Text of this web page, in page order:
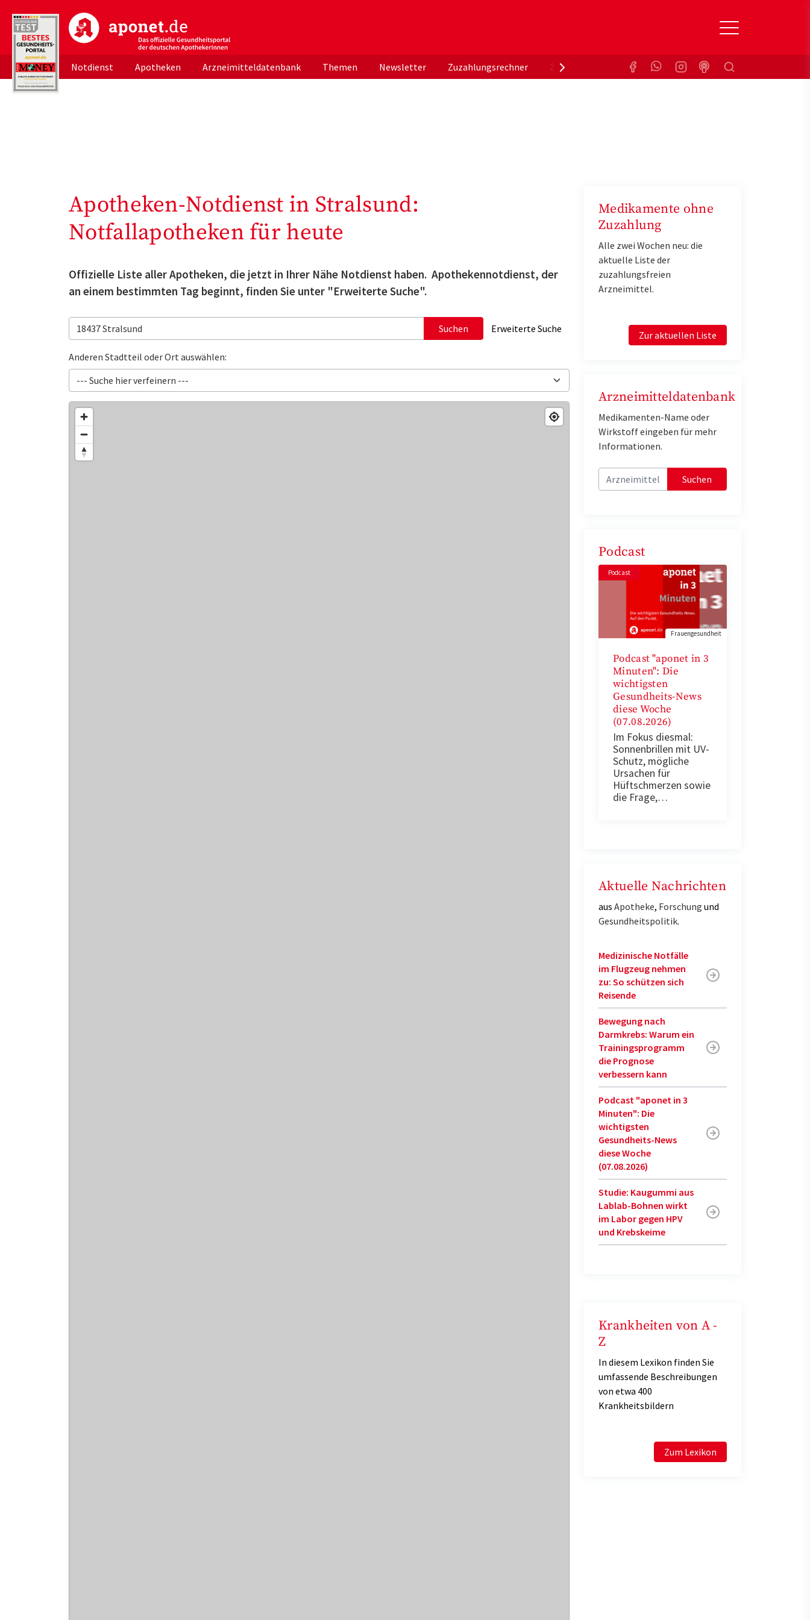
aponet.de - Das offizielle Gesundheitsportal der deutschen ApothekerInnen
Notdienst Apotheken Arzneimitteldatenbank Themen Newsletter Zuzahlungsrechner Zuzahlungsbefreiung KrankenkasseSuchen
Apotheken-Notdienst in Stralsund:
Notfallapotheken für heute
Offizielle Liste aller Apotheken, die jetzt in Ihrer Nähe Notdienst haben. Apothekennotdienst, der
an einem bestimmten Tag beginnt, finden Sie unter "Erweiterte Suche".
Suchen Erweiterte Suche
Anderen Stadtteil oder Ort auswählen:
Medikamente ohne
Zuzahlung
Alle zwei Wochen neu: die
aktuelle Liste der
zuzahlungsfreien
Arzneimittel.
Zur aktuellen Liste
Arzneimitteldatenbank
Medikamenten-Name oder
Wirkstoff eingeben für mehr
Informationen.
Suchen
Podcast
Podcast
Frauengesundheit
Podcast "aponet in 3
Minuten": Die
wichtigsten
Gesundheits-News
diese Woche
(07.08.2026)
Im Fokus diesmal:
Sonnenbrillen mit UV-
Schutz, mögliche
Ursachen für
Hüftschmerzen sowie
die Frage,…
Aktuelle Nachrichten
aus Apotheke, Forschung und
Gesundheitspolitik.
Medizinische Notfälle
im Flugzeug nehmen
zu: So schützen sich
Reisende
Bewegung nach
Darmkrebs: Warum ein
Trainingsprogramm
die Prognose
verbessern kann
Podcast "aponet in 3
Minuten": Die
wichtigsten
Gesundheits-News
diese Woche
(07.08.2026)
Studie: Kaugummi aus
Lablab-Bohnen wirkt
im Labor gegen HPV
und Krebskeime
Krankheiten von A -
Z
In diesem Lexikon finden Sie
umfassende Beschreibungen
von etwa 400
Krankheitsbildern
Zum Lexikon